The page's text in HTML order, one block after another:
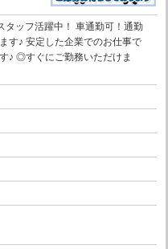
ッフ活躍中！ 車通勤可！通勤
す♪ 安定した企業でのお仕事で
♪ ◎すぐにご勤務いただけま